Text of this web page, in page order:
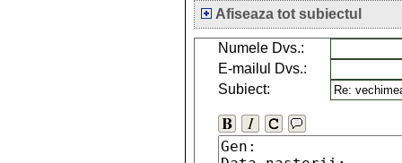
Afiseaza tot subiectul
Numele Dvs.:
E-mailul Dvs.:
Subiect: